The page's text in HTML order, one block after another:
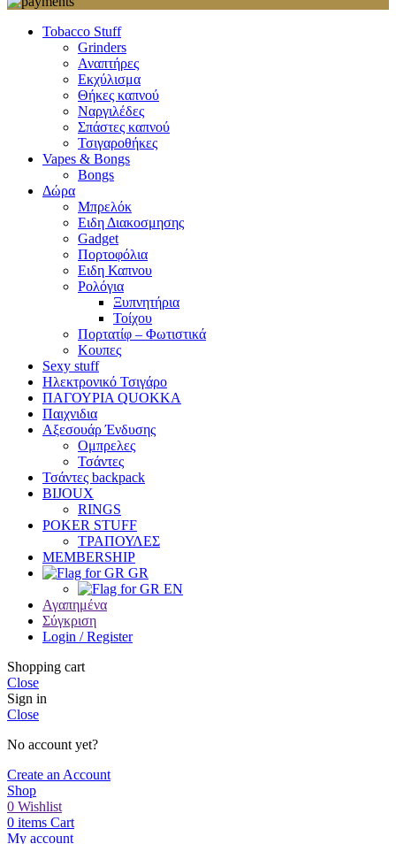
Tobacco Stuff
Grinders
Αναπτήρες
Εκχύλισμα
Θήκες καπνού
Ναργιλέδες
Σπάστες καπνού
Τσιγαροθήκες
Vapes & Bongs
Bongs
Δώρα
Μπρελόκ
Eιδη Διακοσμησης
Gadget
Πορτοφόλια
Ειδη Καπνου
Ρολόγια
Ξυπνητήρια
Τοίχου
Πορτατίφ – Φωτιστικά
Κουπες
Sexy stuff
Ηλεκτρονικό Τσιγάρο
ΠΑΓΟΥΡΙΑ QUOKKA
Παιχνιδια
Αξεσουάρ Ένδυσης
Oμπρελες
Τσάντες
Τσάντες backpack
BIJOUX
RINGS
POKER STUFF
ΤΡΑΠΟΥΛΕΣ
MEMBERSHIP
GR
EN
Αγαπημένα
Σύγκριση
Login / Register
Shopping cart
Close
Sign in
Close
No account yet?
Create an Account
Shop
0 Wishlist
0 items Cart
My account